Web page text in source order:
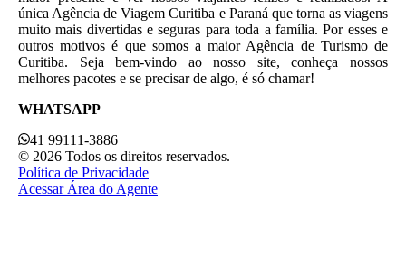
única Agência de Viagem Curitiba e Paraná que torna as viagens
muito mais divertidas e seguras para toda a família. Por esses e
outros motivos é que somos a maior Agência de Turismo de
Curitiba. Seja bem-vindo ao nosso site, conheça nossos
melhores pacotes e se precisar de algo, é só chamar!
WHATSAPP
41 99111-3886
© 2026 Todos os direitos reservados.
Política de Privacidade
Acessar Área do Agente